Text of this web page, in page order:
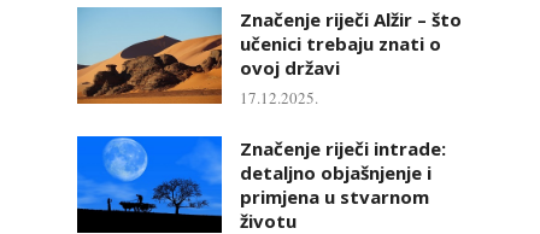
Značenje riječi Alžir – što
učenici trebaju znati o
ovoj državi
17.12.2025.
Značenje riječi intrade:
detaljno objašnjenje i
primjena u stvarnom
životu